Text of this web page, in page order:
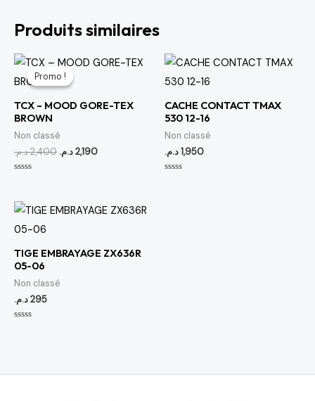
Produits similaires
Promo !
Promo !
TCX – MOOD GORE-TEX
BROWN
Non classé
2,400د.م.
Le
prix
initial
2,400 د.م..
2,190د.م.
Le
5
CACHE CONTACT TMAX
530 12-16
Non classé
1,950د.م.
TIGE EMBRAYAGE ZX636R
05-06
Non classé
295د.م.